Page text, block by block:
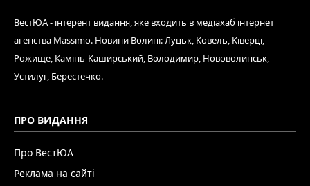
ВестЮА - інтерент видання, яке входить в медіахаб інтернет
агенства Massimo. Новини Волині: Луцьк, Ковель, Ківерці,
Рожище, Камінь-Каширський, Володимир, Нововолинськ,
Устилуг, Берестечко.
ПРО ВИДАННЯ
Про ВестЮА
Реклама на сайті